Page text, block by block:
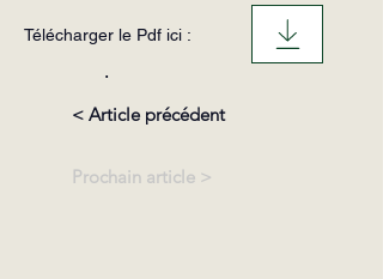
Télécharger le Pdf ici :
.
< Article précédent
Prochain article >